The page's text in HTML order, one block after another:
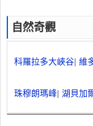
自然奇觀
科羅拉多大峽谷| 維
珠穆朗瑪峰| 湖貝加